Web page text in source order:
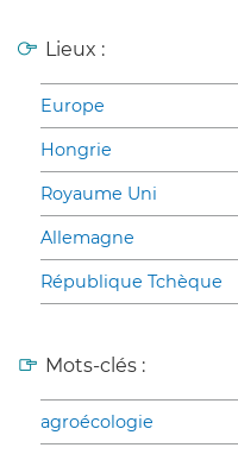
Lieux :
Europe
Hongrie
Royaume Uni
Allemagne
République Tchèque
Mots-clés :
agroécologie